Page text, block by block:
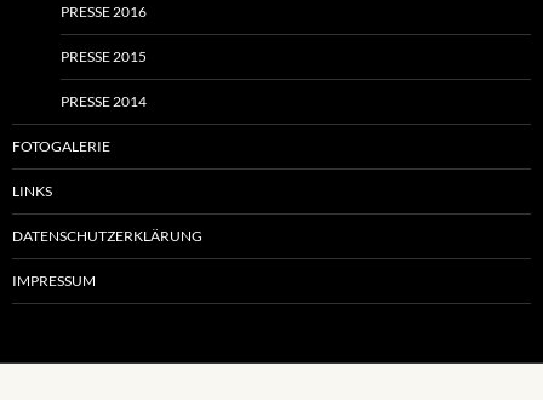
PRESSE 2016
PRESSE 2015
PRESSE 2014
FOTOGALERIE
LINKS
DATENSCHUTZERKLÄRUNG
IMPRESSUM